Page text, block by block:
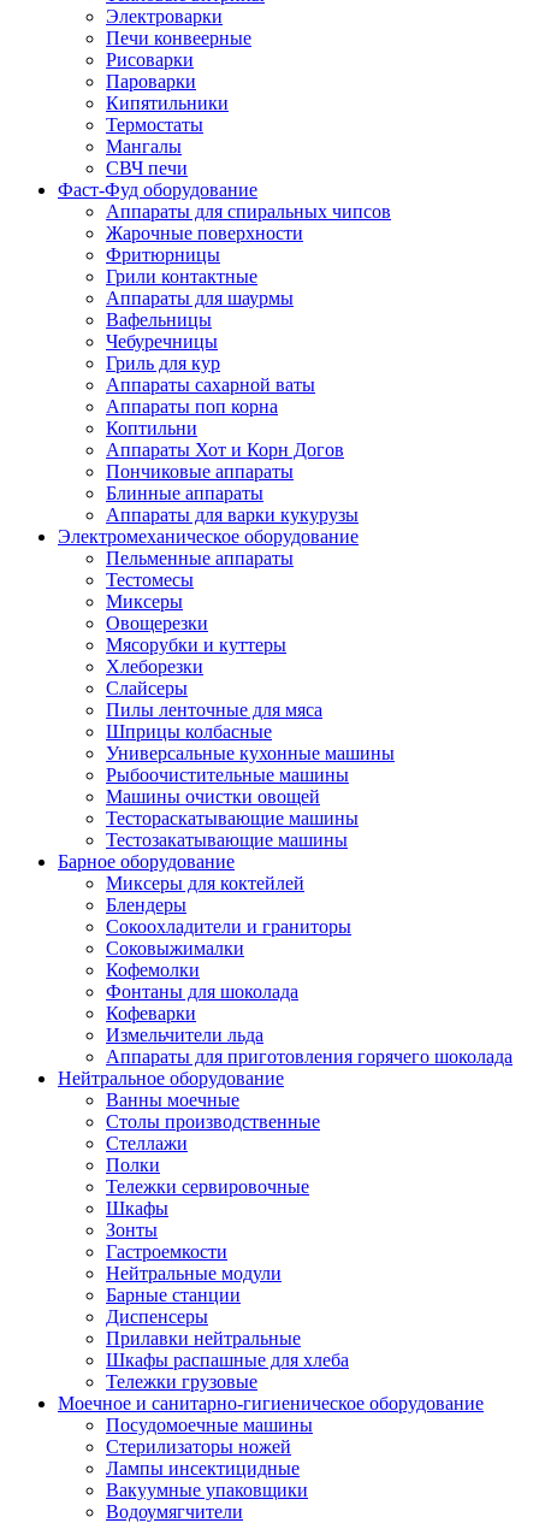
Электроварки
Печи конвеерные
Рисоварки
Пароварки
Кипятильники
Термостаты
Мангалы
СВЧ печи
Фаст-Фуд оборудование
Аппараты для спиральных чипсов
Жарочные поверхности
Фритюрницы
Грили контактные
Аппараты для шаурмы
Вафельницы
Чебуречницы
Гриль для кур
Аппараты сахарной ваты
Аппараты поп корна
Коптильни
Аппараты Хот и Корн Догов
Пончиковые аппараты
Блинные аппараты
Аппараты для варки кукурузы
Электромеханическое оборудование
Пельменные аппараты
Тестомесы
Миксеры
Овощерезки
Мясорубки и куттеры
Хлеборезки
Слайсеры
Пилы ленточные для мяса
Шприцы колбасные
Универсальные кухонные машины
Рыбоочистительные машины
Машины очистки овощей
Тестораскатывающие машины
Тестозакатывающие машины
Барное оборудование
Миксеры для коктейлей
Блендеры
Сокоохладители и граниторы
Соковыжималки
Кофемолки
Фонтаны для шоколада
Кофеварки
Измельчители льда
Аппараты для приготовления горячего шоколада
Нейтральное оборудование
Ванны моечные
Столы производственные
Стеллажи
Полки
Тележки сервировочные
Шкафы
Зонты
Гастроемкости
Нейтральные модули
Барные станции
Диспенсеры
Прилавки нейтральные
Шкафы распашные для хлеба
Тележки грузовые
Моечное и санитарно-гигиеническое оборудование
Посудомоечные машины
Стерилизаторы ножей
Лампы инсектицидные
Вакуумные упаковщики
Водоумягчители